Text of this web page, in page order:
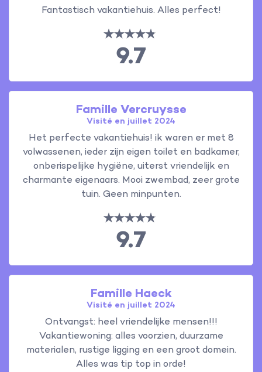
Fantastisch vakantiehuis. Alles perfect!
9.7
Famille Vercruysse
Visité en juillet 2024
Het perfecte vakantiehuis! ik waren er met 8
volwassenen, ieder zijn eigen toilet en badkamer,
onberispelijke hygiëne, uiterst vriendelijk en
charmante eigenaars. Mooi zwembad, zeer grote
tuin. Geen minpunten.
9.7
Famille Haeck
Visité en juillet 2024
Ontvangst: heel vriendelijke mensen!!!
Vakantiewoning: alles voorzien, duurzame
materialen, rustige ligging en een groot domein.
Alles was tip top in orde!